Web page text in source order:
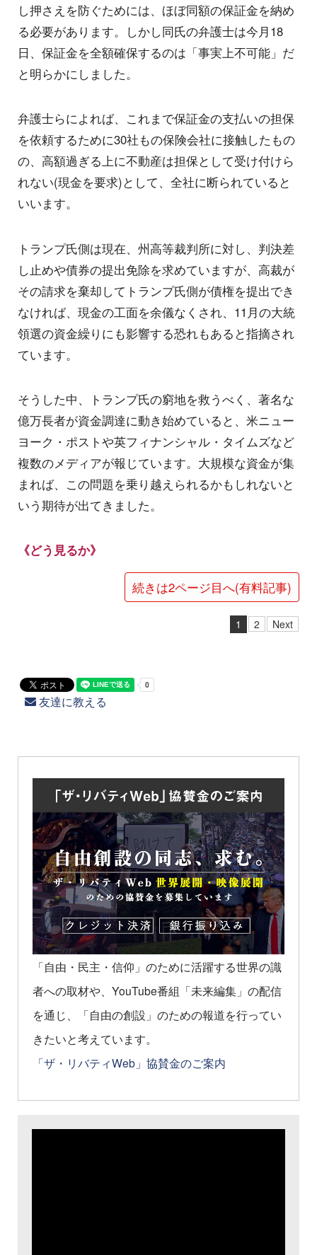
し押さえを防ぐためには、ほぼ同額の保証金を納め
る必要があります。しかし同氏の弁護士は今月18
日、保証金を全額確保するのは「事実上不可能」だ
と明らかにしました。
弁護士らによれば、これまで保証金の支払いの担保
を依頼するために30社もの保険会社に接触したもの
の、高額過ぎる上に不動産は担保として受け付けら
れない(現金を要求)として、全社に断られていると
いいます。
トランプ氏側は現在、州高等裁判所に対し、判決差
し止めや債券の提出免除を求めていますが、高裁が
その請求を棄却してトランプ氏側が債権を提出でき
なければ、現金の工面を余儀なくされ、11月の大統
領選の資金繰りにも影響する恐れもあると指摘され
ています。
そうした中、トランプ氏の窮地を救うべく、著名な
億万長者が資金調達に動き始めていると、米ニュー
ヨーク・ポストや英フィナンシャル・タイムズなど
複数のメディアが報じています。大規模な資金が集
まれば、この問題を乗り越えられるかもしれないと
いう期待が出てきました。
《どう見るか》
続きは2ページ目へ(有料記事)
1 2 Next
友達に教える
「自由・民主・信仰」のために活躍する世界の識
者への取材や、YouTube番組「未来編集」の配信
を通じ、「自由の創設」のための報道を行ってい
きたいと考えています。
「ザ・リバティWeb」協賛金のご案内